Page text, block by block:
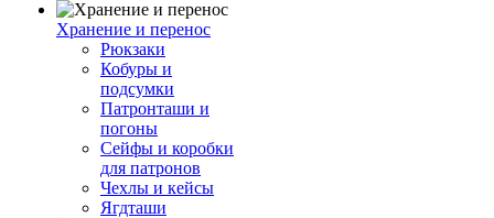
Хранение и перенос
Рюкзаки
Кобуры и
подсумки
Патронташи и
погоны
Сейфы и коробки
для патронов
Чехлы и кейсы
Ягдташи